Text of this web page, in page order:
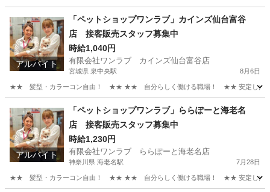
速星駅 動物
アルバイト
「ペットショップワンラブ」カインズ仙台富谷
店 接客販売スタッフ募集中
時給1,040円
有限会社ワンラブ カインズ仙台富谷店
宮城県 泉中央駅 8月6日
★★ 髪型・カラーコン自由！ ★★ ★★ 自分らしく働ける職場！ ★★ 安定した会社で
泉中央駅 その他 スタッフ
アルバイト
「ペットショップワンラブ」ららぽーと海老名
店 接客販売スタッフ募集中
時給1,230円
有限会社ワンラブ ららぽーと海老名店
神奈川県 海老名駅 7月28日
★★ 髪型・カラーコン自由！ ★★ ★★ 自分らしく働ける職場！ ★★ 安定した会社で